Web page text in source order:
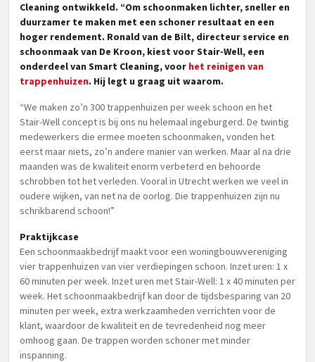
Cleaning ontwikkeld. “Om schoonmaken lichter, sneller en
duurzamer te maken met een schoner resultaat en een
hoger rendement. Ronald van de Bilt, directeur service en
schoonmaak van De Kroon, kiest voor Stair-Well, een
onderdeel van Smart Cleaning, voor het reinigen van
trappenhuizen. Hij legt u graag uit waarom.
“We maken zo’n 300 trappenhuizen per week schoon en het
Stair-Well concept is bij ons nu helemaal ingeburgerd. De twintig
medewerkers die ermee moeten schoonmaken, vonden het
eerst maar niets, zo’n andere manier van werken. Maar al na drie
maanden was de kwaliteit enorm verbeterd en behoorde
schrobben tot het verleden. Vooral in Utrecht werken we veel in
oudere wijken, van net na de oorlog. Die trappenhuizen zijn nu
schrikbarend schoon!”
Praktijkcase
Een schoonmaakbedrijf maakt voor een woningbouwvereniging
vier trappenhuizen van vier verdiepingen schoon. Inzet uren: 1 x
60 minuten per week. Inzet uren met Stair-Well: 1 x 40 minuten per
week. Het schoonmaakbedrijf kan door de tijdsbesparing van 20
minuten per week, extra werkzaamheden verrichten voor de
klant, waardoor de kwaliteit en de tevredenheid nog meer
omhoog gaan. De trappen worden schoner met minder
inspanning.